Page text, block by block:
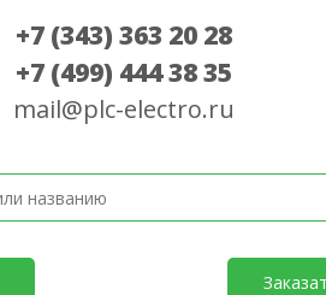
+7 (343) 363 20 28
+7 (499) 444 38 35
mail@plc-electro.ru